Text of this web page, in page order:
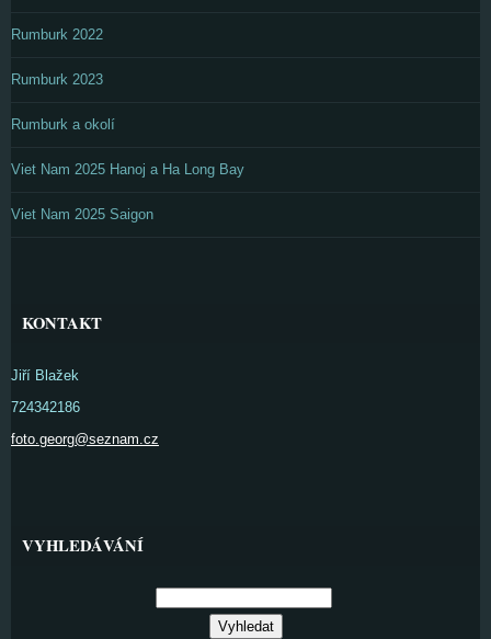
Rumburk 2022
Rumburk 2023
Rumburk a okolí
Viet Nam 2025 Hanoj a Ha Long Bay
Viet Nam 2025 Saigon
KONTAKT
Jiří Blažek
724342186
foto.georg@seznam.cz
VYHLEDÁVÁNÍ